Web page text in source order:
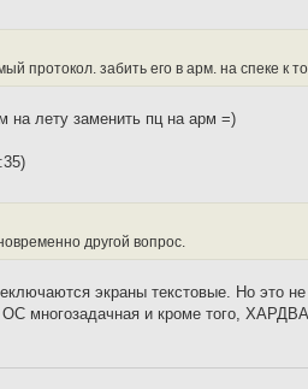
протокол. забить его в арм. на спеке к
на лету заменить пц на арм =)
другой вопрос.
экраны текстовые. Но это
ОС многозадачная и кроме того,